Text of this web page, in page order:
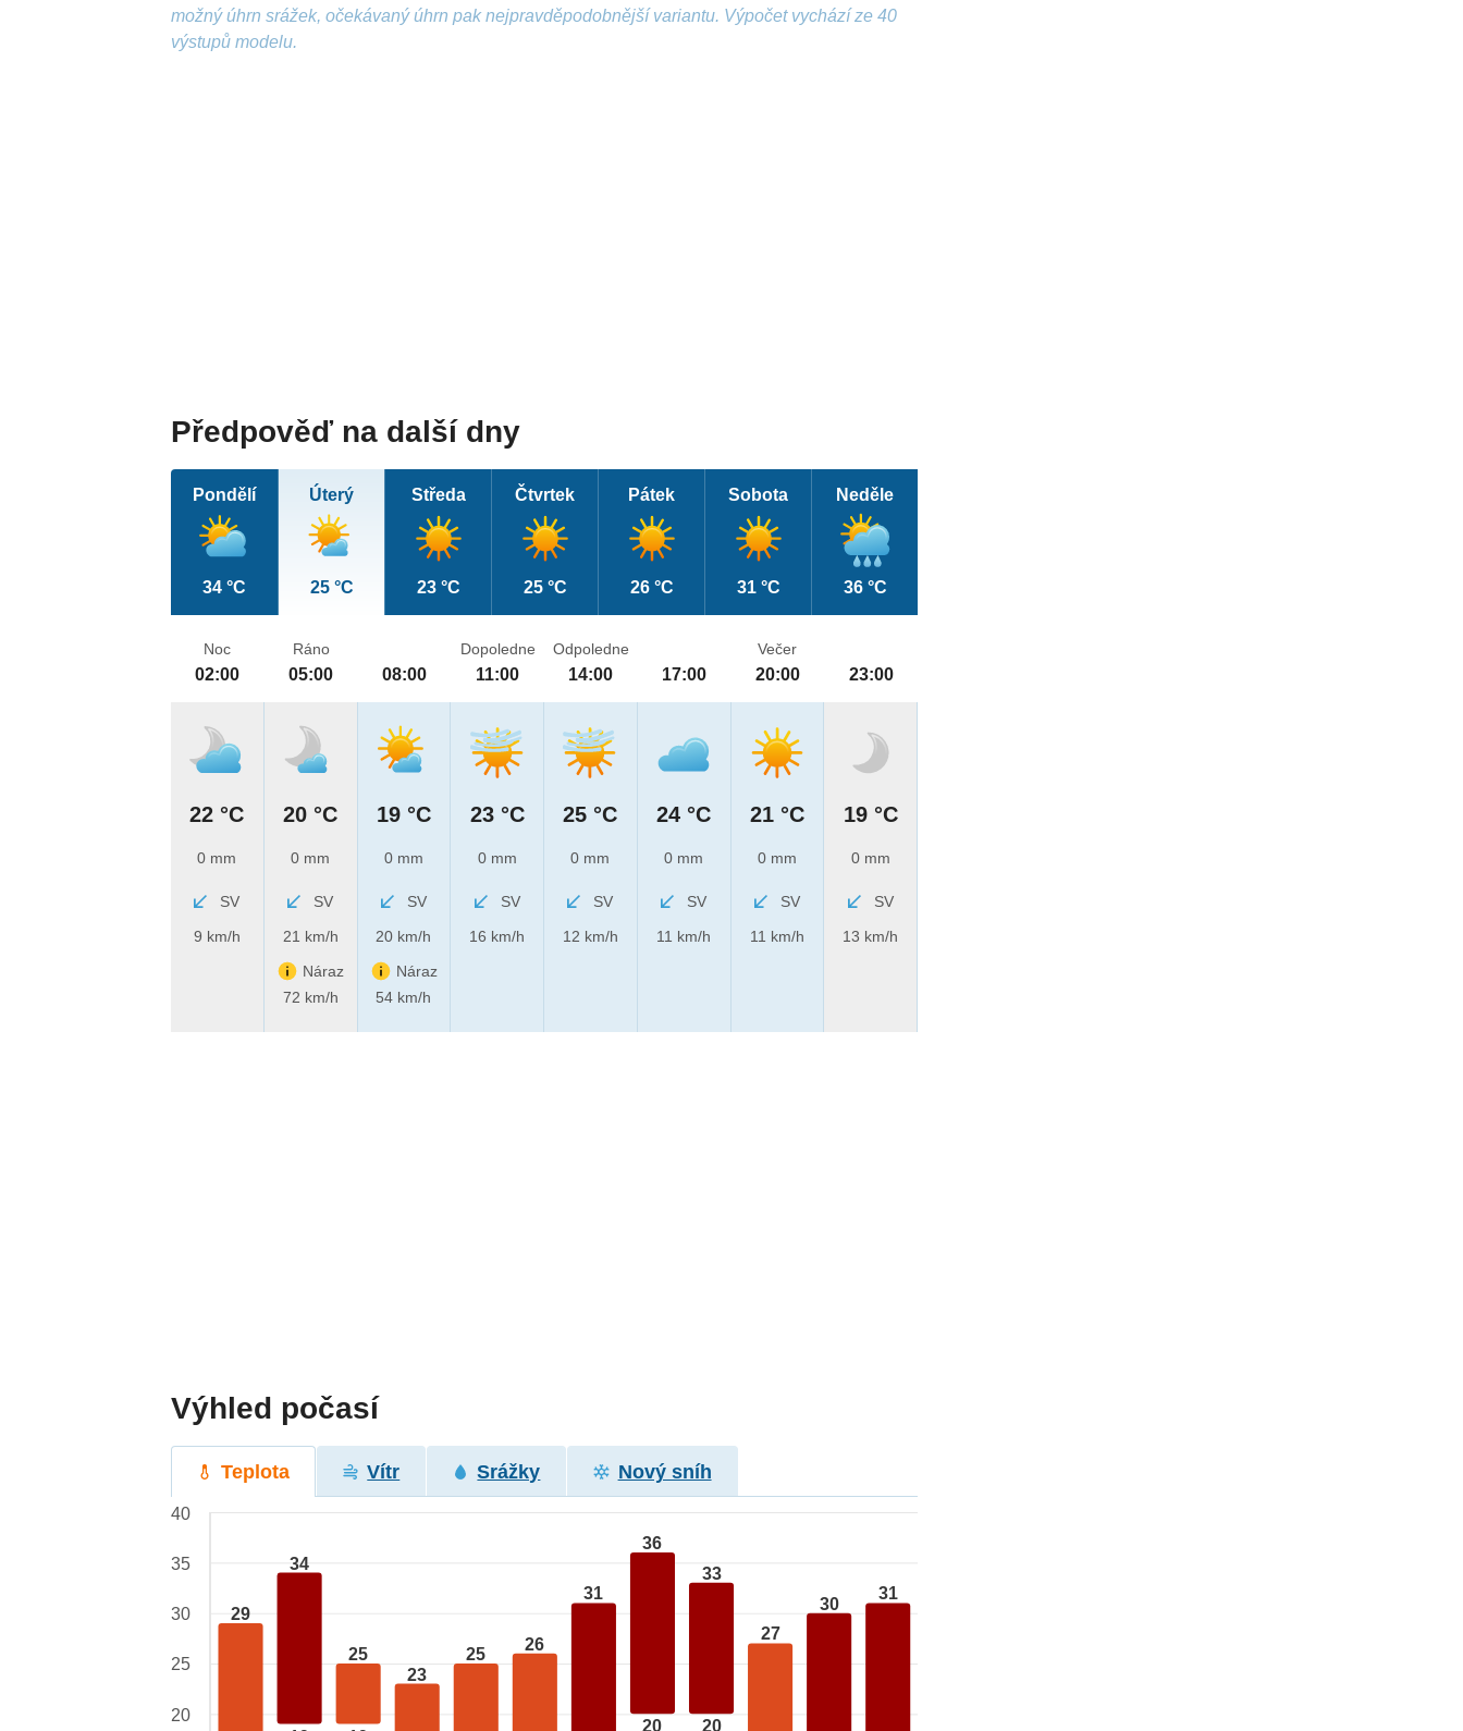
možný úhrn srážek, očekávaný úhrn pak nejpravděpodobnější variantu. Výpočet vychází ze 40
výstupů modelu.
Předpověď na další dny
Pondělí
34 °C
Úterý
25 °C
Středa
23 °C
Čtvrtek
25 °C
Pátek
26 °C
Sobota
31 °C
Neděle
36 °C
Noc
02:00
22 °C
0 mm
SV
9 km/h
Ráno
05:00
20 °C
0 mm
SV
21 km/h
Náraz
72 km/h
08:00
19 °C
0 mm
SV
20 km/h
Náraz
54 km/h
Dopoledne
11:00
23 °C
0 mm
SV
16 km/h
Odpoledne
14:00
25 °C
0 mm
SV
12 km/h
17:00
24 °C
0 mm
SV
11 km/h
Večer
20:00
21 °C
0 mm
SV
11 km/h
23:00
19 °C
0 mm
SV
13 km/h
Výhled počasí
Teplota Vítr Srážky Nový sníh
29
34
25
23
25
26
31
36
20
33
20
27
30
31
40
35
30
25
20